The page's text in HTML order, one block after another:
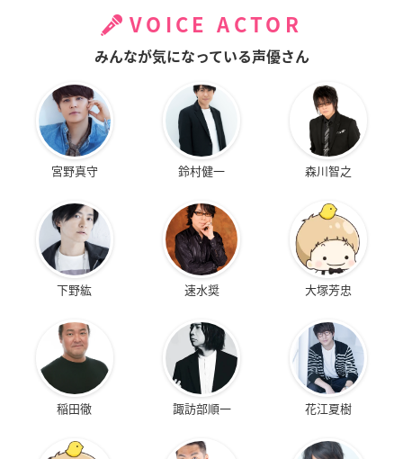
VOICE ACTOR
みんなが気になっている声優さん
宮野真守 鈴村健一 森川智之
下野紘 速水奨 大塚芳忠
稲田徹 諏訪部順一 花江夏樹